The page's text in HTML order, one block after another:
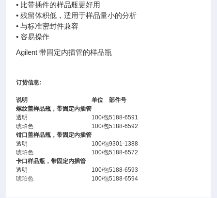
• 比带插件的样品瓶更好用
• 残留体积低，适用于样品量小的分析
• 与标准密封件兼容
• 容易操作
Agilent 带固定内插管的样品瓶
订货信息:
说明 单位
部件号
螺纹盖样品瓶，带固定内插管
透明
100/包5188-6591
琥珀色
100/包5188-6592
钳口盖样品瓶，带固定内插管
透明
100/包9301-1388
琥珀色
100/包5188-6572
卡口样品瓶，带固定内插管
透明
100/包5188-6593
琥珀色
100/包5188-6594